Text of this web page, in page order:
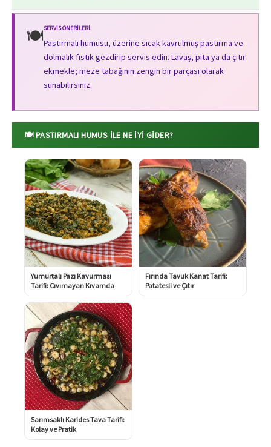
🍽️SERVIS ÖNERILERI
Pastırmalı humusu, üzerine sıcak kavrulmuş pastırma ve
dolmalık fıstık gezdirip servis edin. Lavaş, pita ya da çıtır
ekmekle; meze tabağının zengin bir parçası olarak
sunabilirsiniz.
🍽️ PASTIRMALI HUMUS ILE NE İYI GIDER?
Yumurtalı Pazı Kavurması
Tarifi: Cıvımayan Kıvamda
Fırında Tavuk Kanat Tarifi:
Patatesli ve Çıtır
Sarımsaklı Karides Tava Tarifi:
Kolay ve Pratik